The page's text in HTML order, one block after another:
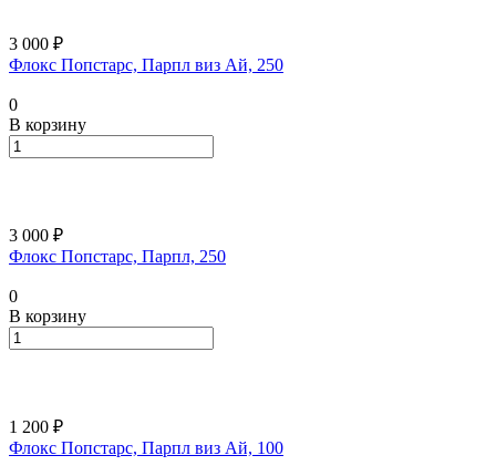
3 000 ₽
Флокс Попстарс, Парпл виз Ай, 250
0
В корзину
3 000 ₽
Флокс Попстарс, Парпл, 250
0
В корзину
1 200 ₽
Флокс Попстарс, Парпл виз Ай, 100